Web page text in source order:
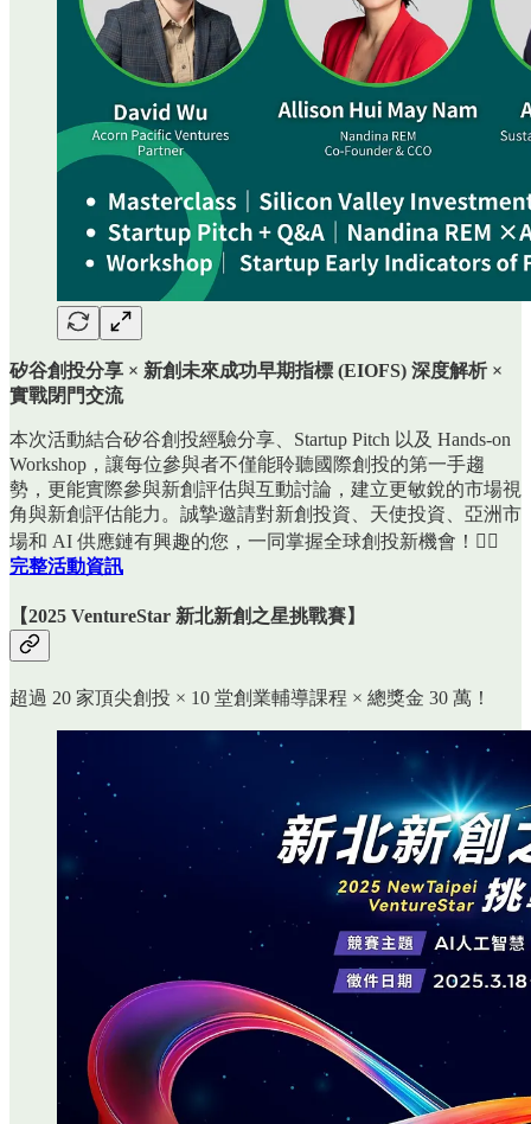
矽谷創投分享 × 新創未來成功早期指標 (EIOFS) 深度解析 ×
實戰閉門交流
本次活動結合矽谷創投經驗分享、Startup Pitch 以及 Hands-on
Workshop，讓每位參與者不僅能聆聽國際創投的第一手趨
勢，更能實際參與新創評估與互動討論，建立更敏銳的市場視
角與新創評估能力。誠摯邀請對新創投資、天使投資、亞洲市
場和 AI 供應鏈有興趣的您，一同掌握全球創投新機會！👉🏻
完整活動資訊
【2025 VentureStar 新北新創之星挑戰賽】
超過 20 家頂尖創投 × 10 堂創業輔導課程 × 總獎金 30 萬！